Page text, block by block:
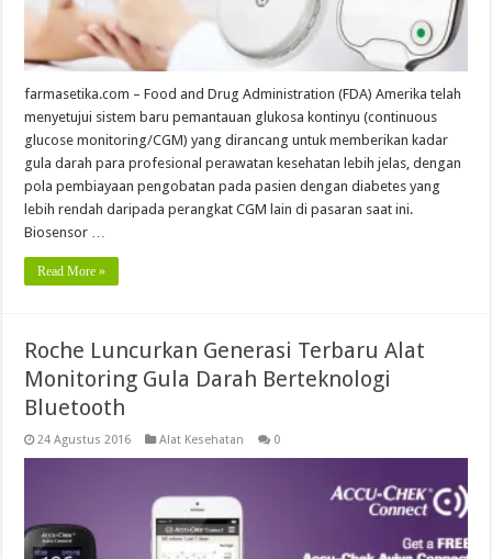
farmasetika.com – Food and Drug Administration (FDA) Amerika telah
menyetujui sistem baru pemantauan glukosa kontinyu (continuous
glucose monitoring/CGM) yang dirancang untuk memberikan kadar
gula darah para profesional perawatan kesehatan lebih jelas, dengan
pola pembiayaan pengobatan pada pasien dengan diabetes yang
lebih rendah daripada perangkat CGM lain di pasaran saat ini.
Biosensor …
Read More »
Roche Luncurkan Generasi Terbaru Alat
Monitoring Gula Darah Berteknologi
Bluetooth
24 Agustus 2016 Alat Kesehatan 0